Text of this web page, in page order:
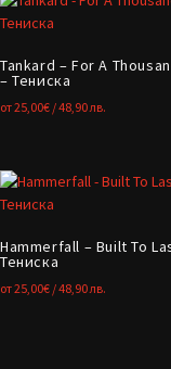
Tankard – For A
– Тениска
от25,00€ / 48,90 лв.
Hammerfall – Built To
Тениска
от25,00€ / 48,90 лв.